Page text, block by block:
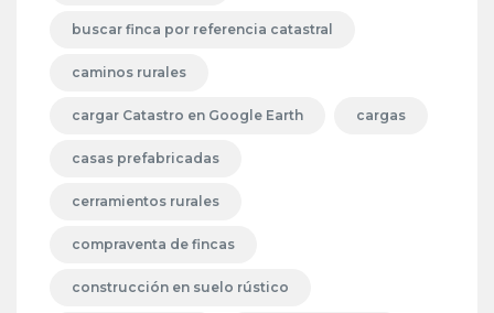
buscar finca por referencia catastral
caminos rurales
cargar Catastro en Google Earth cargas
casas prefabricadas
cerramientos rurales
compraventa de fincas
construcción en suelo rústico